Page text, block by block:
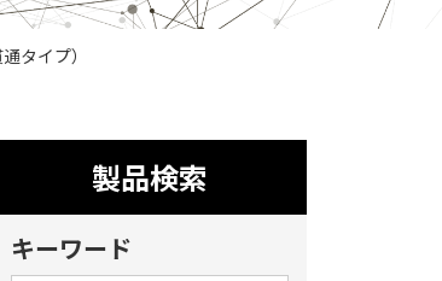
タイプ）
製品検索
キーワード